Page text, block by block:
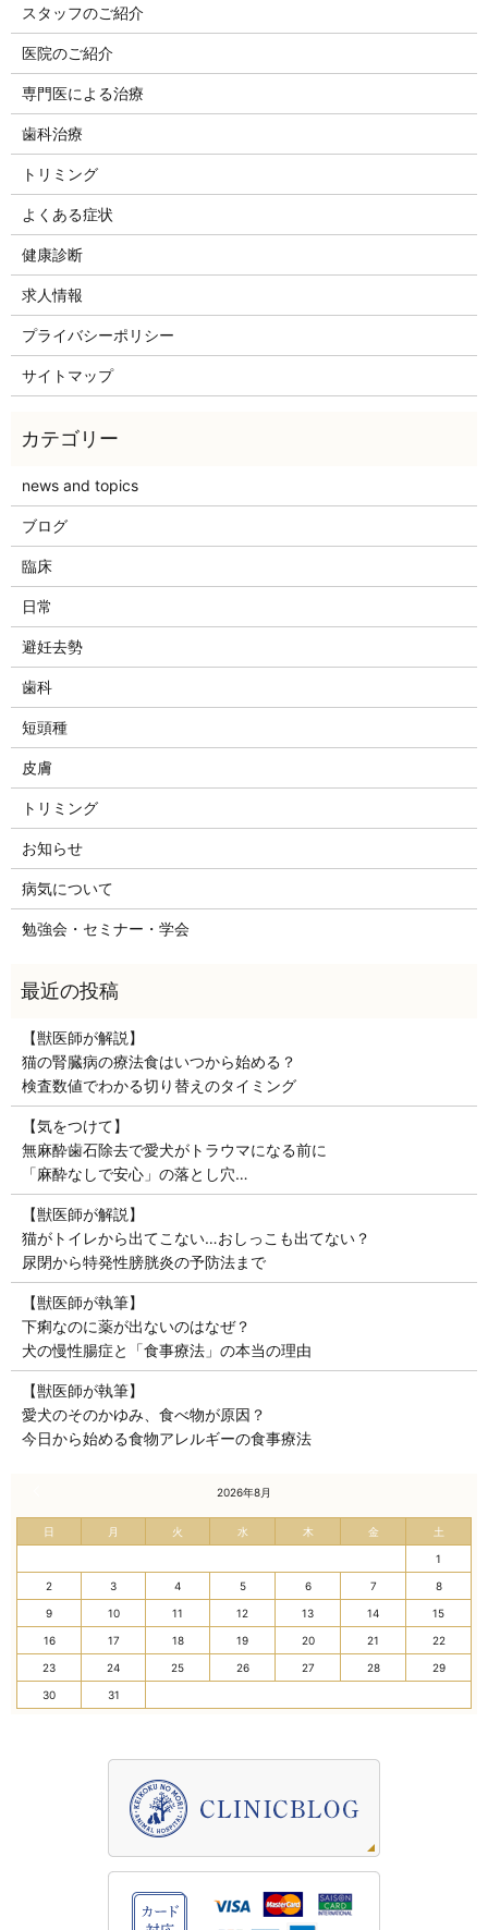
スタッフのご紹介
医院のご紹介
専門医による治療
歯科治療
トリミング
よくある症状
健康診断
求人情報
プライバシーポリシー
サイトマップ
news and topics
ブログ
臨床
日常
避妊去勢
歯科
短頭種
皮膚
トリミング
お知らせ
病気について
勉強会・セミナー・学会
【獣医師が解説】
猫の腎臓病の療法食はいつから始める？
検査数値でわかる切り替えのタイミング
【気をつけて】
無麻酔歯石除去で愛犬がトラウマになる前に
「麻酔なしで安心」の落とし穴…
【獣医師が解説】
猫がトイレから出てこない…おしっこも出てない？
尿閉から特発性膀胱炎の予防法まで
【獣医師が執筆】
下痢なのに薬が出ないのはなぜ？
犬の慢性腸症と「食事療法」の本当の理由
【獣医師が執筆】
愛犬のそのかゆみ、食べ物が原因？
今日から始める食物アレルギーの食事療法
2026年8月
日 月 火 水 木 金 土
1
2 3 4 5 6 7 8
9 10 11 12 13 14 15
16 17 18 19 20 21 22
23 24 25 26 27 28 29
30 31